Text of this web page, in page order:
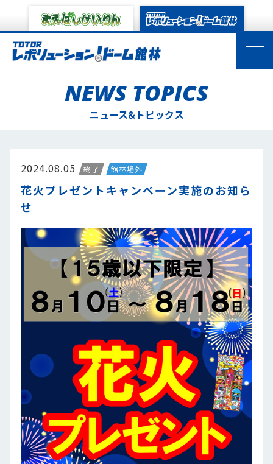
NEWS TOPICS
ニュース&トピックス
2024.08.05 終了 館林場外
花火プレゼントキャンペーン実施のお知ら
せ